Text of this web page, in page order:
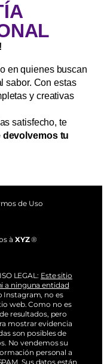
en quienes buscan
sabor. Con estas
y creativas
satisfecho, te
devolvemos tu
de Uso
à XYZ®
LEGAL: Este sitio
a ninguna entidad
Instagram, no es
web. Como no es
resultados, pero
mostrar evidencia
son posibles de
No vendemos su
personal a
Sus datos están